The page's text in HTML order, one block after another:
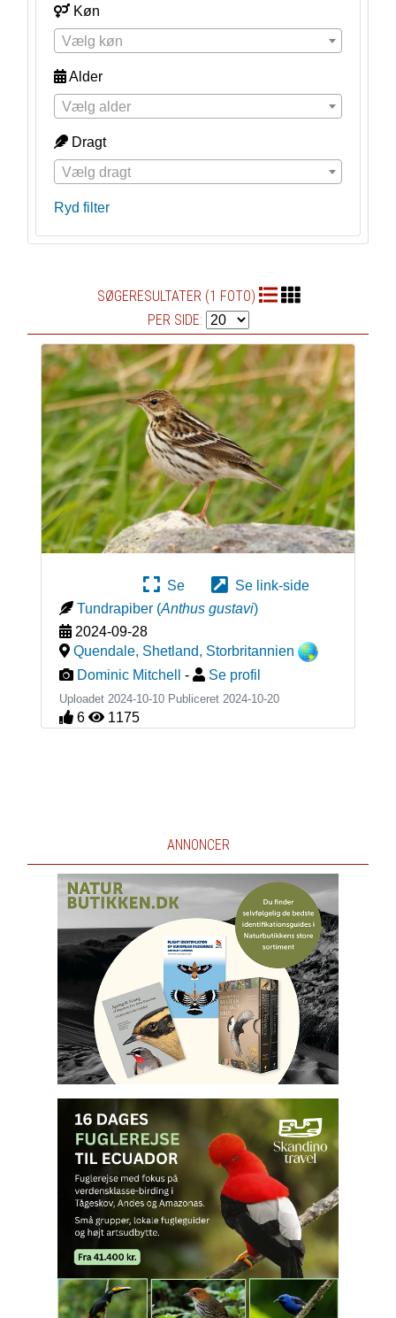
Køn
Vælg køn
Alder
Vælg alder
Dragt
Vælg dragt
Ryd filter
SØGERESULTATER (1 FOTO)
PER SIDE:
Se
Se link-side
Tundrapiber (Anthus gustavi)
2024-09-28
Quendale, Shetland, Storbritannien
Dominic Mitchell
- Se profil
Uploadet 2024-10-10 Publiceret 2024-10-20
6 1175
ANNONCER